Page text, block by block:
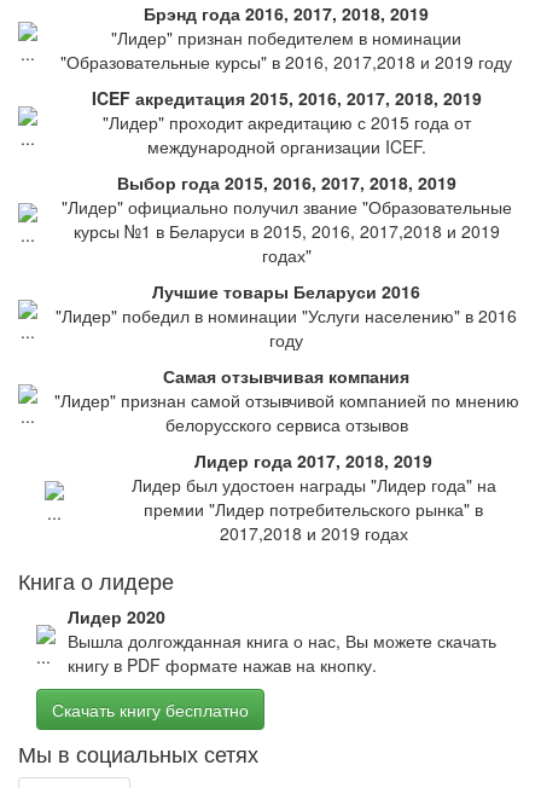
Брэнд года 2016, 2017, 2018, 2019
"Лидер" признан победителем в номинации
"Образовательные курсы" в 2016, 2017,2018 и 2019 году
ICEF акредитация 2015, 2016, 2017, 2018, 2019
"Лидер" проходит акредитацию с 2015 года от
международной организации ICEF.
Выбор года 2015, 2016, 2017, 2018, 2019
"Лидер" официально получил звание "Образовательные
курсы №1 в Беларуси в 2015, 2016, 2017,2018 и 2019
годах"
Лучшие товары Беларуси 2016
"Лидер" победил в номинации "Услуги населению" в 2016
году
Самая отзывчивая компания
"Лидер" признан самой отзывчивой компанией по мнению
белорусского сервиса отзывов
Лидер года 2017, 2018, 2019
Лидер был удостоен награды "Лидер года" на
премии "Лидер потребительского рынка" в
2017,2018 и 2019 годах
Книга о лидере
Лидер 2020
Вышла долгожданная книга о нас, Вы можете скачать
книгу в PDF формате нажав на кнопку.
Скачать книгу бесплатно
Мы в социальных сетях